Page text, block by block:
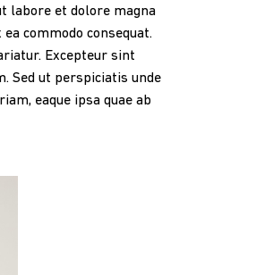
labore et dolore magna
commodo consequat.
Excepteur sint
Sed ut perspiciatis unde
eaque ipsa quae ab